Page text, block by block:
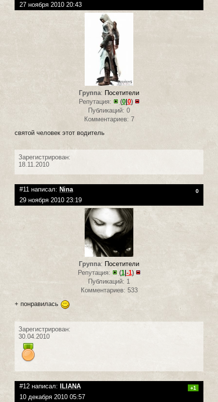
27 ноября 2010 20:43
Группа: Посетители
Репутация:
(0| 0)
Публикаций: 0
Комментариев: 7
святой человек этот водитель
Зарегистрирован:
18.11.2010
#11 написал: Nina 0
29 ноября 2010 23:19
Группа: Посетители
Репутация:
(1| -1)
Публикаций: 1
Комментариев: 533
+ понравилась
Зарегистрирован:
30.04.2010
#12 написал: ILIANA +1
10 декабря 2010 05:57